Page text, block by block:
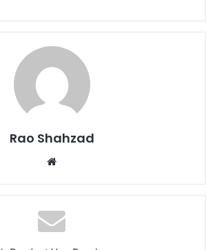
Rao Shahzad
Website